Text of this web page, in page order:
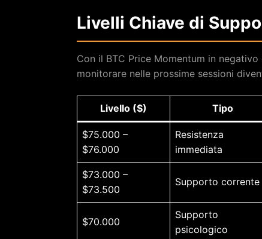
Livelli Chiave di
Con il BTC Price Momentum in
monitorare nelle prossime sessioni
Livello ($) Tipo
$75.000 –
$76.000
Resistenza
immediata
$73.000 –
$73.500
Supporto corrente
$70.000
Supporto
psicologico